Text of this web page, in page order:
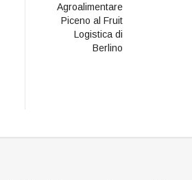
Agroalimentare
Piceno al Fruit
Logistica di
Berlino